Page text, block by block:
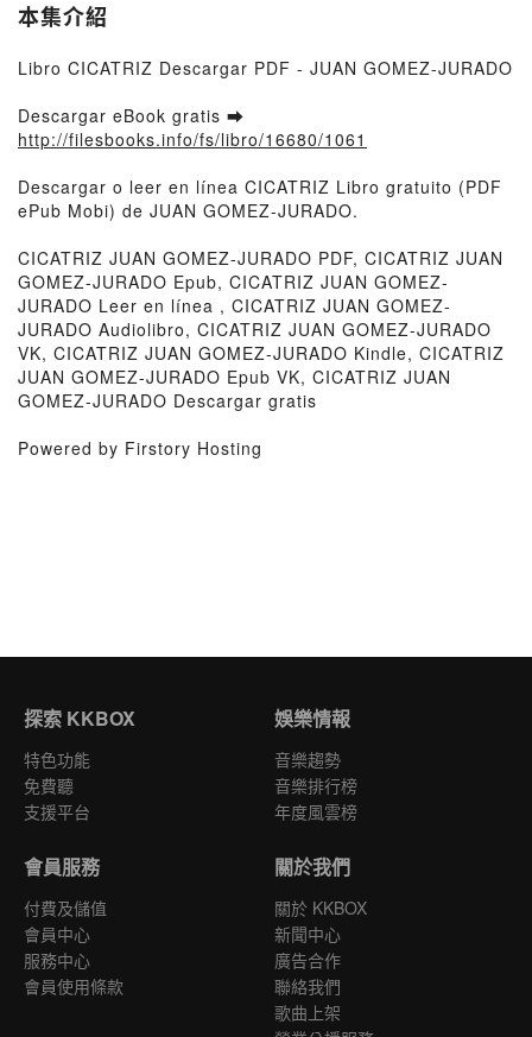
本集介紹
Libro CICATRIZ Descargar PDF - JUAN GOMEZ-JURADO
Descargar eBook gratis ➡
http://filesbooks.info/fs/libro/16680/1061
Descargar o leer en línea CICATRIZ Libro gratuito (PDF
ePub Mobi) de JUAN GOMEZ-JURADO.
CICATRIZ JUAN GOMEZ-JURADO PDF, CICATRIZ JUAN
GOMEZ-JURADO Epub, CICATRIZ JUAN GOMEZ-
JURADO Leer en línea , CICATRIZ JUAN GOMEZ-
JURADO Audiolibro, CICATRIZ JUAN GOMEZ-JURADO
VK, CICATRIZ JUAN GOMEZ-JURADO Kindle, CICATRIZ
JUAN GOMEZ-JURADO Epub VK, CICATRIZ JUAN
GOMEZ-JURADO Descargar gratis
Powered by Firstory Hosting
探索 KKBOX
特色功能
免費聽
支援平台
娛樂情報
音樂趨勢
音樂排行榜
年度風雲榜
會員服務
付費及儲值
會員中心
服務中心
會員使用條款
關於我們
關於 KKBOX
新聞中心
廣告合作
聯絡我們
歌曲上架